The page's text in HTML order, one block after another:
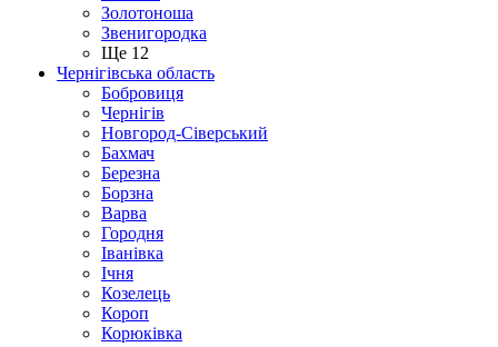
Золотоноша
Звенигородка
Ще 12
Чернігівська область
Бобровиця
Чернігів
Новгород-Сіверський
Бахмач
Березна
Борзна
Варва
Городня
Іванівка
Ічня
Козелець
Короп
Корюківка